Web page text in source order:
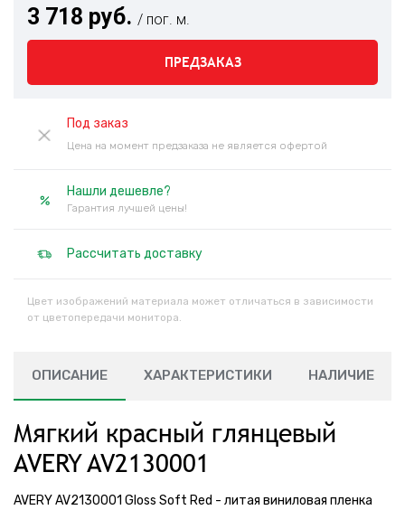
3 718 руб. / пог. м.
ПРЕДЗАКАЗ
Под заказ
Цена на момент предзаказа не является офертой
Нашли дешевле?
Гарантия лучшей цены!
Рассчитать доставку
Цвет изображений материала может отличаться в зависимости
от цветопередачи монитора.
ОПИСАНИЕ ХАРАКТЕРИСТИКИ НАЛИЧИЕ
Мягкий красный глянцевый
AVERY AV2130001
AVERY AV2130001 Gloss Soft Red - литая виниловая пленка